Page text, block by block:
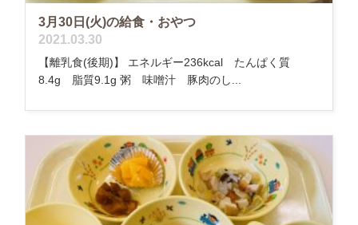
3月30日(火)の給食・おやつ
2021.03.30
【離乳食(後期)】 エネルギー236kcal たんぱく質
8.4g 脂質9.1g 粥 味噌汁 豚肉のし...